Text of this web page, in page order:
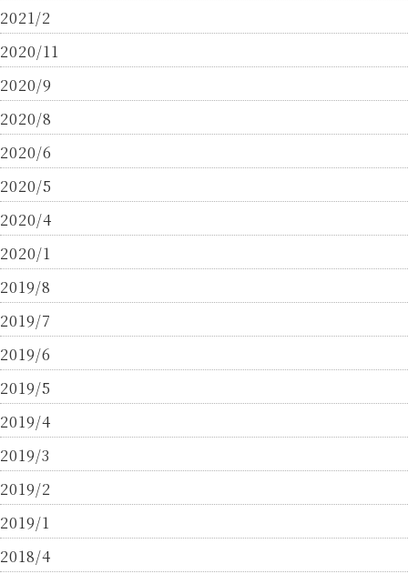
2021/2
2020/11
2020/9
2020/8
2020/6
2020/5
2020/4
2020/1
2019/8
2019/7
2019/6
2019/5
2019/4
2019/3
2019/2
2019/1
2018/4